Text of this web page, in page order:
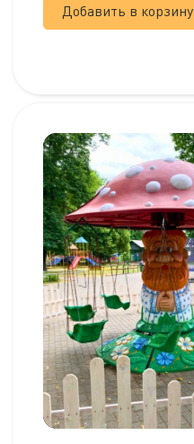
Добавить в корзину